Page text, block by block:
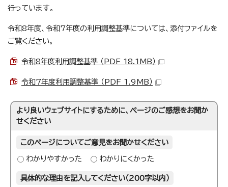
行っています。
令和8年度、令和7年度の利用調整基準については、添付ファイルを
ご覧ください。
令和8年度利用調整基準 （PDF 18.1MB）
令和7年度利用調整基準 （PDF 1.9MB）
より良いウェブサイトにするために、ページのご感想をお聞か
せください
このページについてご意見をお聞かせください
わかりやすかった わかりにくかった
具体的な理由を記入してください（200字以内）